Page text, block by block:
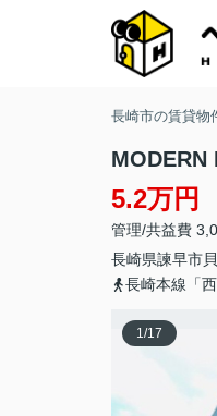
長崎市の賃貸物
MODERN
5.2万円
管理/共益費
長崎県諫早市
長崎本線「
1/17